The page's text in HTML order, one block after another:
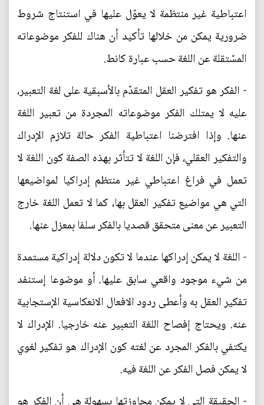
اعتباطية غير منتظمة لا يعوّل عليها في استنتاج شروط
ضرورية يمكن من خلالها تأكيد أن هناك للفكر موضوعاته
المسّتقلة عن اللغة حسب عبارة كانط.
- الفكر هو تفكير العقل المتقدّم بالأسبقية على لغة التعبير،
عليه لا يمتلك الفكر موضوعاته المجردة من تعبير اللغة
عنها. وإذا افترضنا اعتباطية الفكر حالة تلازم الإدراك
والتفكير العقلي، فإن اللغة لا تتأثر بهذه الصفة كون اللغة لا
تعمل في فراغ اعتباطي غير منتظم إدراكيا لمواضيعها
التي هي مواضيع تفكير العقل بها، كما لا تعمل اللغة خارج
التعبير عن معنى متحقق قصديا بالفكر سلفا بمعزل عنها.
- اللغة لا يمكن إدراكها عندما لا تكون دلالة إدراكية مستمدة
من شيء موجود واقعي سابق عليها. أو موضوعا إستنفد
تفكير العقل به وأعطى ردود الافعال الانعكاسية الإستجابية
عنه. ويحتاج إفصاح اللغة التعبير عنه خارجيا. الإدراك لا
يكتفي بالفكر المجرد عن لغته كون الإدراك هو تفكير لغوي
لا يمكن فصل الفكر عن اللغة فيه.